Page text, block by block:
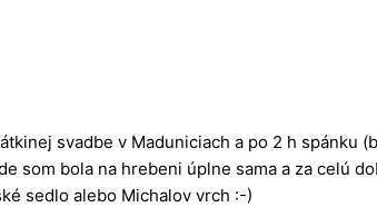
svadbe v Maduniciach a po 2 h
som bola na hrebeni úplne sama a za celú
sedlo alebo Michalov vrch :-)